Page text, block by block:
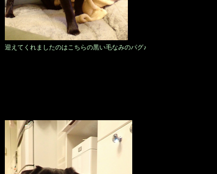
迎えてくれましたのはこちらの黒い毛なみのパグ♪